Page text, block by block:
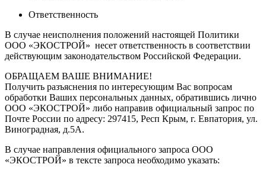
Ответственность
В случае неисполнения положений настоящей Политики
ООО «ЭКОСТРОЙ» несет ответственность в соответствии
действующим законодательством Российской Федерации.
ОБРАЩАЕМ ВАШЕ ВНИМАНИЕ!
Получить разъяснения по интересующим Вас вопросам
обработки Ваших персональных данных, обратившись лично
ООО «ЭКОСТРОЙ» либо направив официальный запрос по
Почте России по адресу: 297415, Респ Крым, г. Евпатория, ул.
Виноградная, д.5А.
В случае направления официального запроса ООО
«ЭКОСТРОЙ» в тексте запроса необходимо указать: